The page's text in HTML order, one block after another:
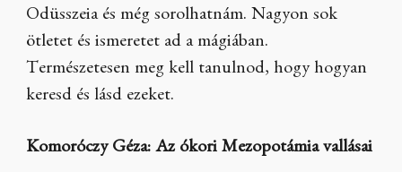
Odüsszeia és még sorolhatnám. Nagyon sok
ötletet és ismeretet ad a mágiában.
Természetesen meg kell tanulnod, hogy hogyan
keresd és lásd ezeket.
Komoróczy Géza: Az ókori Mezopotámia vallásai